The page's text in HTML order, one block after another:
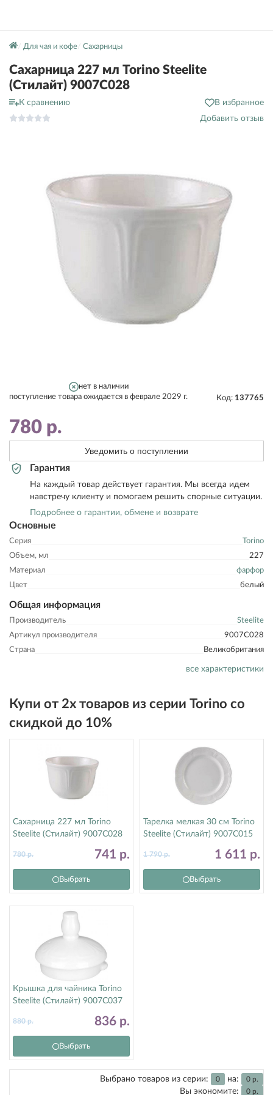
Для чая и кофе Сахарницы
Сахарница 227 мл Torino Steelite
(Стилайт) 9007C028
К сравнению
В избранное
Добавить отзыв
Основные
Серия
Torino
Объем, мл
227
Материал
фарфор
Цвет
белый
Общая информация
Производитель
Steelite
Артикул производителя
9007C028
Страна
Великобритания
все характеристики
нет в наличии
поступление товара ожидается в феврале 2029 г.
Код: 137765
780 р.
Уведомить о поступлении
Гарантия
На каждый товар действует гарантия. Мы всегда идем
навстречу клиенту и помогаем решить спорные ситуации.
Подробнее о гарантии, обмене и возврате
Купи от 2х товаров из серии Torino со
скидкой до 10%
Сахарница 227 мл Torino
Steelite (Стилайт) 9007C028
741 р.
780р.
Выбрать
Тарелка мелкая 30 см Torino
Steelite (Стилайт) 9007C015
1 611 р.
1 790р.
Выбрать
Крышка для чайника Torino
Steelite (Стилайт) 9007C037
836 р.
880р.
Выбрать
Выбрано товаров из серии: 0 на: 0 р.
Вы экономите: 0 р.